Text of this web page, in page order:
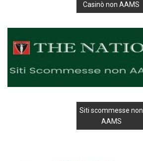
Casinò non AAMS
Siti scommesse non
AAMS